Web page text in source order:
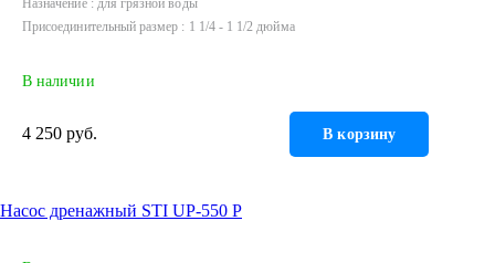
Назначение
для грязной воды
Присоединительный размер
1 1/4 - 1 1/2 дюйма
В наличии
4 250 руб. В корзину
Насос дренажный STI UP-550 P